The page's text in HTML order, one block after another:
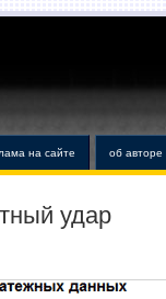
на сайте об авторе
удар